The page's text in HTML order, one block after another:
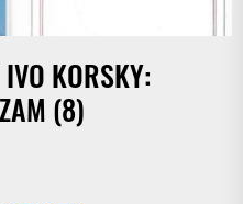
KORSKY:
(8)